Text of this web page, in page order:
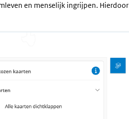
en menselijk ingrijpen. Hierdoor